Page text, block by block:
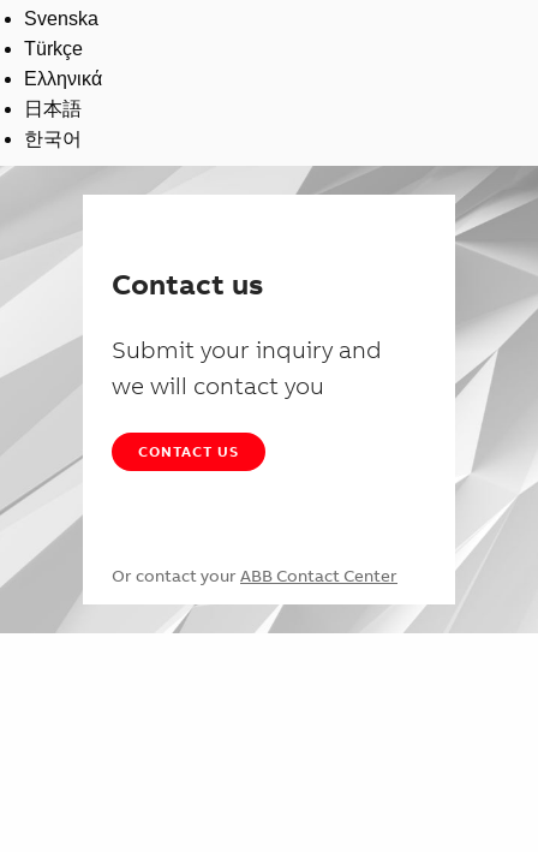
Svenska
Türkçe
Ελληνικά
日本語
한국어
Contact us
Submit your inquiry and
we will contact you
CONTACT US
Or contact your ABB Contact Center